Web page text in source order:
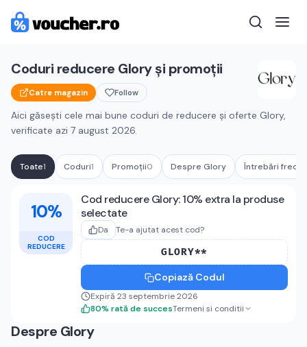
Coduri reducere Gloryși promoții
Catre magazin Follow
Aici găsești cele mai bune coduri de reducere și oferte Glory,
verificate azi 7 august 2026.
Toate1 Coduri1 Promoții0 Despre Glory Întrebări
Cupoane activeGlory
10%
COD
REDUCERE
Cod reducere Glory: 10% extra la produse
selectate
Da Te-a ajutat acest cod?
GLORY**
Copiază Codul
Expiră 23 septembrie 2026
80% rată de succesTermeni si conditii
Despre Glory